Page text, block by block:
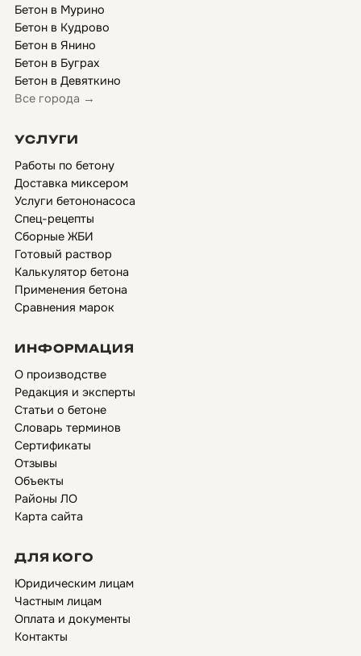
Бетон в Мурино
Бетон в Кудрово
Бетон в Янино
Бетон в Буграх
Бетон в Девяткино
Все города →
УСЛУГИ
Работы по бетону
Доставка миксером
Услуги бетононасоса
Спец-рецепты
Сборные ЖБИ
Готовый раствор
Калькулятор бетона
Применения бетона
Сравнения марок
ИНФОРМАЦИЯ
О производстве
Редакция и эксперты
Статьи о бетоне
Словарь терминов
Сертификаты
Отзывы
Объекты
Районы ЛО
Карта сайта
ДЛЯ КОГО
Юридическим лицам
Частным лицам
Оплата и документы
Контакты